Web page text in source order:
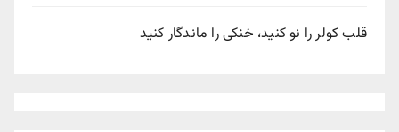
قلب کولر را نو کنید، خنکی را ماندگار کنید